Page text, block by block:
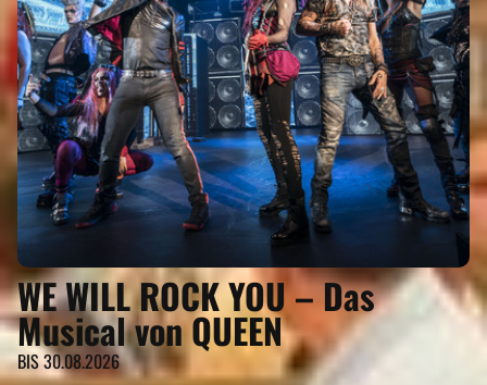
WE WILL ROCK YOU – Das
Musical von QUEEN
BIS 30.08.2026